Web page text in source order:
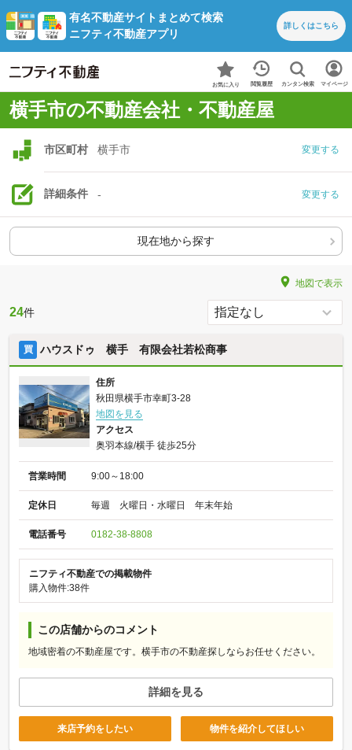
有名不動産サイトまとめて検索
ニフティ不動産アプリ
詳しくはこちら
お気に入り 閲覧履歴 カンタン検索 マイページ
横手市の不動産会社・不動産屋
市区町村 横手市 変更する
詳細条件 - 変更する
現在地から探す
地図で表示
24件
買 ハウスドゥ 横手 有限会社若松商事
住所
秋田県横手市幸町3-28
地図を見る
アクセス
奥羽本線/横手 徒歩25分
営業時間 9:00～18:00
定休日 毎週 火曜日・水曜日 年末年始
電話番号 0182-38-8808
ニフティ不動産での掲載物件
購入物件:38件
この店舗からのコメント
地域密着の不動産屋です。横手市の不動産探しならお任せください。
詳細を見る
来店予約をしたい 物件を紹介してほしい